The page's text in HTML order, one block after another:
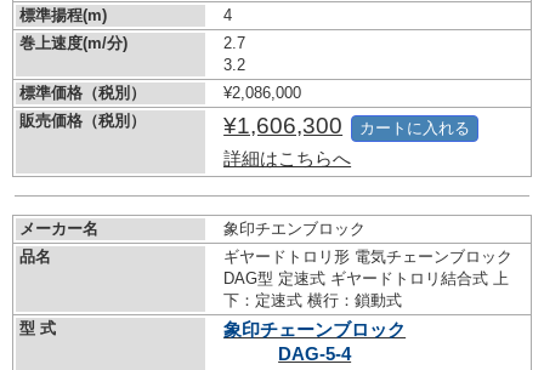
標準揚程(m)
4
巻上速度(m/分)
2.7
3.2
標準価格（税別）
¥2,086,000
販売価格（税別）
¥1,606,300
詳細はこちらへ
カートに入れる
メーカー名
象印チエンブロック
品名
ギヤードトロリ形 電気チェーンブロック
DAG型 定速式 ギヤードトロリ結合式 上
下：定速式 横行：鎖動式
型 式
象印チェーンブロック
DAG-5-4